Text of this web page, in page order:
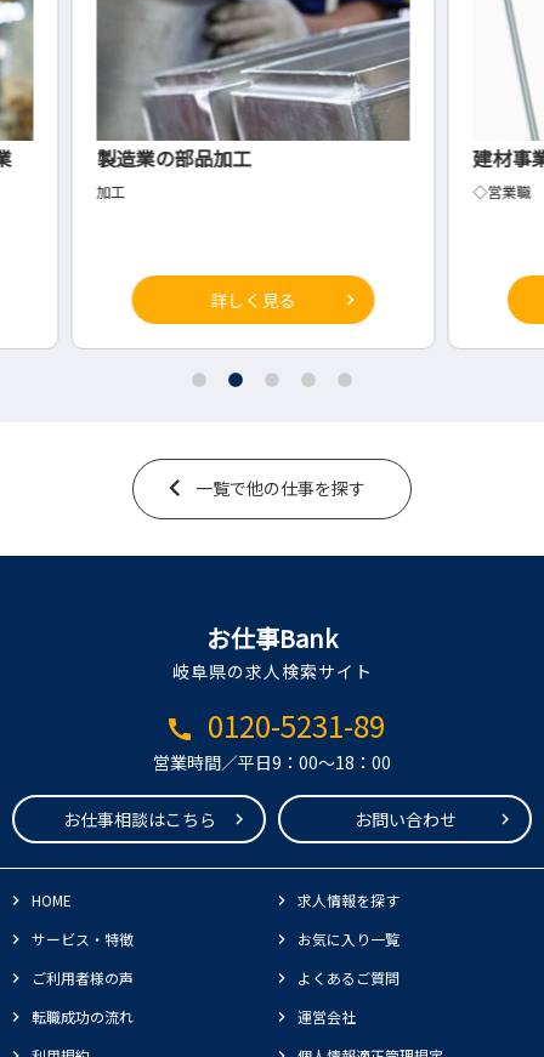
建材事業の営業職
◇営業職
詳しく見る
社会
◇サー
一覧で他の仕事を探す
お仕事Bank
岐阜県の求人検索サイト
call 0120-5231-89
営業時間／平日9：00～18：00
お仕事相談はこちら お問い合わせ
HOME
求人情報を探す
サービス・特徴
お気に入り一覧
ご利用者様の声
よくあるご質問
転職成功の流れ
運営会社